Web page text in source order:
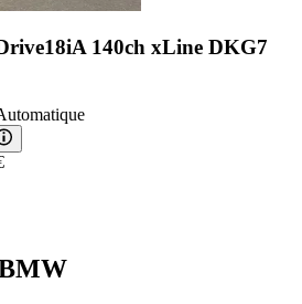
140ch xLine DKG7